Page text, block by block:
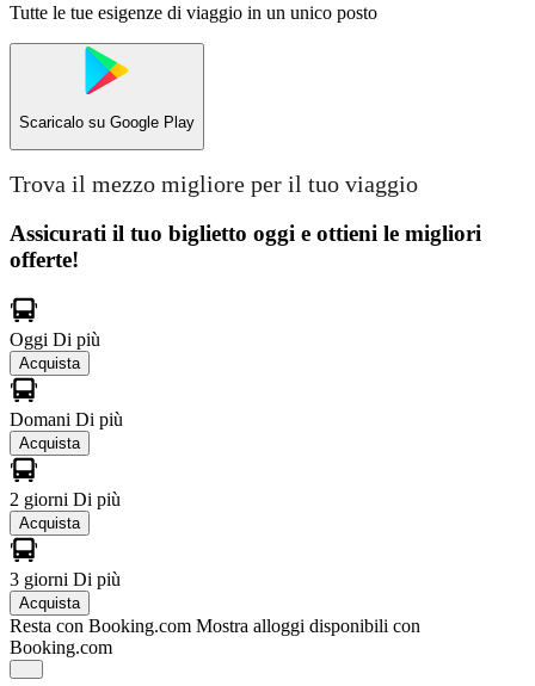
Tutte le tue esigenze di viaggio in un unico posto
Scaricalo su Google Play
Trova il mezzo migliore per il tuo viaggio
Assicurati il ​​tuo biglietto oggi e ottieni le migliori
offerte!
Oggi Di più
Acquista
Domani Di più
Acquista
2 giorni Di più
Acquista
3 giorni Di più
Acquista
Resta con Booking.com Mostra alloggi disponibili con
Booking.com